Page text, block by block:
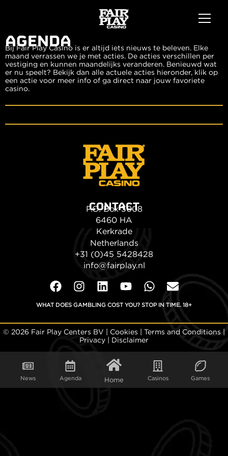
AGENDA
Bij Fair Play Casino is er altijd iets nieuws te beleven. Elke
maand verrassen we je met acties. De acties verschillen per
vestiging en kunnen maandelijks veranderen. Benieuwd wat
er nu speelt? Bekijk dan alle actuele acties hieronder, klik op
een actie voor meer info of ga direct naar jouw favoriete
casino.
CONTACT
P.O. Box 3008
6460 HA
Kerkrade
Netherlands
+31 (0)45 5428428
info@fairplay.nl
WHAT DOES GAMBLING COST YOU? STOP IN TIME. 18+
© 2026 Fair Play Centers BV | Cookies | Terms and Conditions|
Privacy | Disclaimer
News Agenda Home Casinos Games